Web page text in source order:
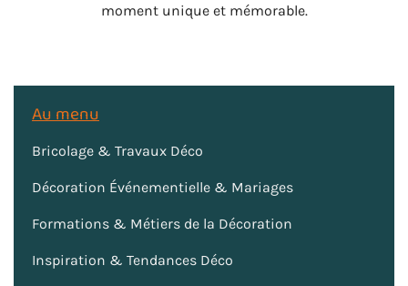
moment unique et mémorable.
Au menu
Bricolage & Travaux Déco
Décoration Événementielle & Mariages
Formations & Métiers de la Décoration
Inspiration & Tendances Déco